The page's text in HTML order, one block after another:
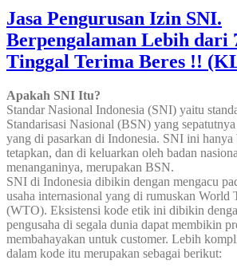
Jasa Pengurusan Izin SNI.
Berpengalaman Lebih dari
Tinggal Terima Beres !!
Apakah SNI Itu?
Standar Nasional Indonesia (SNI) yaitu
Standarisasi Nasional (BSN) yang
yang di pasarkan di Indonesia. SNI ini hanya
tetapkan, dan di keluarkan oleh badan
menanganinya, merupakan BSN.
SNI di Indonesia dibikin dengan mengacu
usaha internasional yang di rumuskan World
(WTO). Eksistensi kode etik ini dibikin
pengusaha di segala dunia dapat membikin
membahayakan untuk customer. Lebih
dalam kode itu merupakan sebagai berikut: